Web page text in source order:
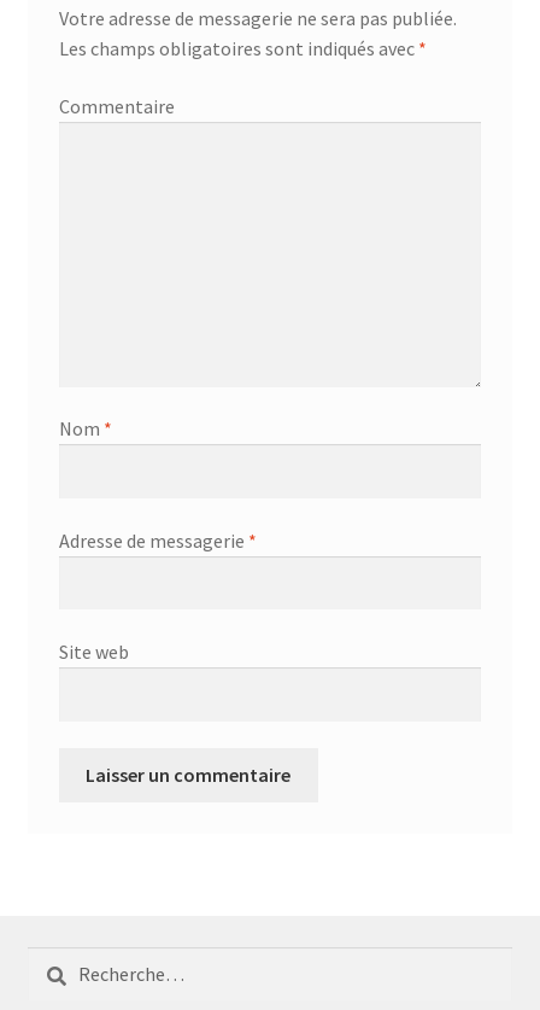
Reservevoiture
Sublime parfum qui chante
Vente online
Votre adresse de messagerie ne sera pas publiée.
Les champs obligatoires sont indiqués avec *
Commentaire
Nom *
Adresse de messagerie *
Site web